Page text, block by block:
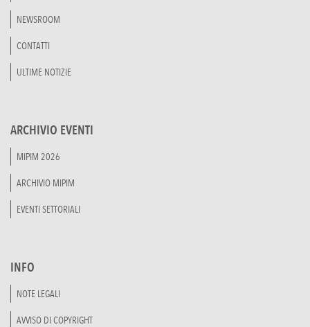
NEWSROOM
CONTATTI
ULTIME NOTIZIE
ARCHIVIO EVENTI
MIPIM 2026
ARCHIVIO MIPIM
EVENTI SETTORIALI
INFO
NOTE LEGALI
AVVISO DI COPYRIGHT